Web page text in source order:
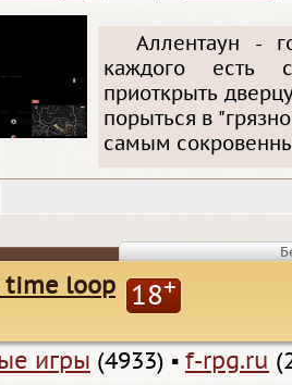
Аллентаун -
каждого есть
приоткрыть
порыться в
самым
time loop 18+
игры (4933) ▪ f-rpg.ru